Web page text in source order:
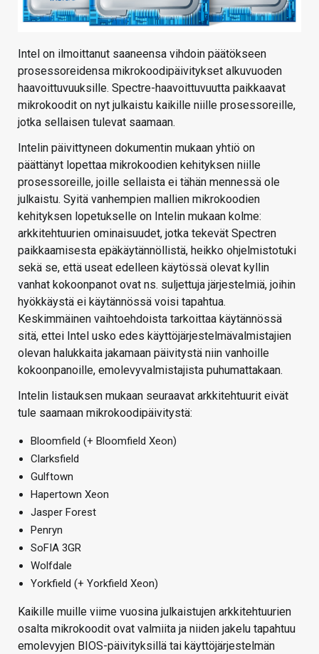
Intel on ilmoittanut saaneensa vihdoin päätökseen
prosessoreidensa mikrokoodipäivitykset alkuvuoden
haavoittuvuuksille. Spectre-haavoittuvuutta paikkaavat
mikrokoodit on nyt julkaistu kaikille niille prosessoreille,
jotka sellaisen tulevat saamaan.
Intelin päivittyneen dokumentin mukaan yhtiö on
päättänyt lopettaa mikrokoodien kehityksen niille
prosessoreille, joille sellaista ei tähän mennessä ole
julkaistu. Syitä vanhempien mallien mikrokoodien
kehityksen lopetukselle on Intelin mukaan kolme:
arkkitehtuurien ominaisuudet, jotka tekevät Spectren
paikkaamisesta epäkäytännöllistä, heikko ohjelmistotuki
sekä se, että useat edelleen käytössä olevat kyllin
vanhat kokoonpanot ovat ns. suljettuja järjestelmiä, joihin
hyökkäystä ei käytännössä voisi tapahtua.
Keskimmäinen vaihtoehdoista tarkoittaa käytännössä
sitä, ettei Intel usko edes käyttöjärjestelmävalmistajien
olevan halukkaita jakamaan päivitystä niin vanhoille
kokoonpanoille, emolevyvalmistajista puhumattakaan.
Intelin listauksen mukaan seuraavat arkkitehtuurit eivät
tule saamaan mikrokoodipäivitystä:
Bloomfield (+ Bloomfield Xeon)
Clarksfield
Gulftown
Hapertown Xeon
Jasper Forest
Penryn
SoFIA 3GR
Wolfdale
Yorkfield (+ Yorkfield Xeon)
Kaikille muille viime vuosina julkaistujen arkkitehtuurien
osalta mikrokoodit ovat valmiita ja niiden jakelu tapahtuu
emolevyjen BIOS-päivityksillä tai käyttöjärjestelmän